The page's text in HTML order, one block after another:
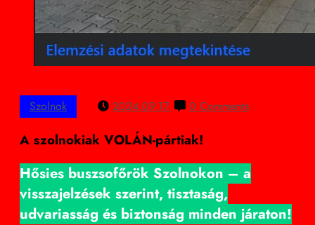
Szolnok 2024.09.17. 0 Comments
A szolnokiak VOLÁN-pártiak!
Hősies buszsofőrök Szolnokon – a
visszajelzések szerint, tisztaság,
udvariasság és biztonság minden járaton!